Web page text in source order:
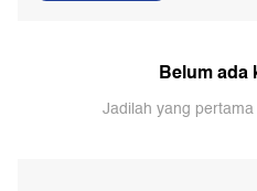
Belum ada
Jadilah yang